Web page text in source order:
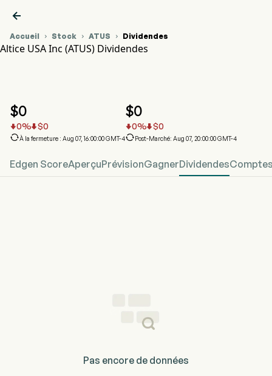

Accueil  Stock  ATUS  Dividendes
Altice USA Inc (ATUS) Dividendes
$0
0% $0
À la fermeture : Aug 07, 16:00:00 GMT-4
$0
0% $0
Post-Marché: Aug 07, 20:00:00 GMT-4
Edgen ScoreAperçuPrévisionGagnerDividendes
Pas encore de données